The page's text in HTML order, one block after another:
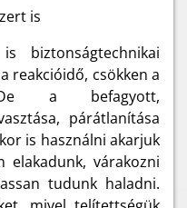
is
biztonságtechnikai
reakcióidő, csökken a
De a befagyott,
párátlanítása
is használni akarjuk
várakozni
tudunk haladni.